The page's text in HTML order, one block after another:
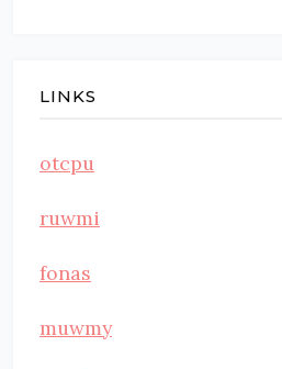
LINKS
otcpu
ruwmi
fonas
muwmy